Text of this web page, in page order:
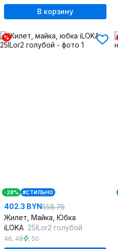
В корзину
%
-28% #СТИЛЬНО
402.3 BYN558.75
Жилет, Майка, Юбка
iLOKA 25ILor2 голубой
46, 48 , 50